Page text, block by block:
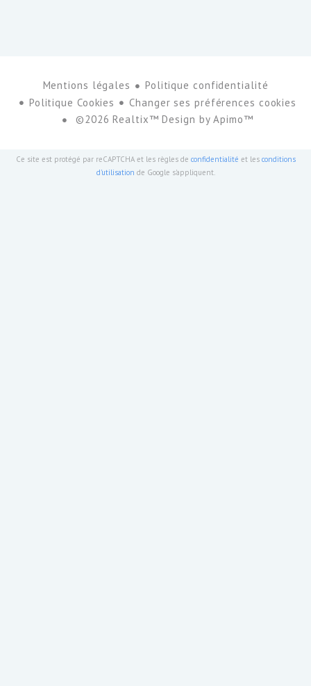
Mentions légales
Politique confidentialité
Politique Cookies
Changer ses préférences cookies
©2026 Realtix™ Design byApimo™
Ce site est protégé par reCAPTCHA et les règles de confidentialité et les conditions
d'utilisation de Google s'appliquent.